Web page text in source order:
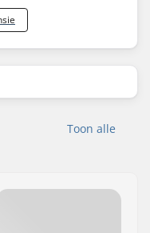
Toon alle